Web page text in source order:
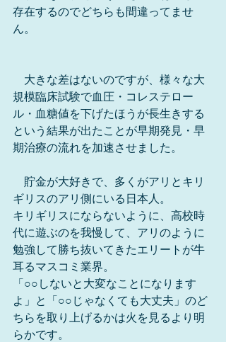
存在するのでどちらも間違ってませ
ん。
大きな差はないのですが、様々な大
規模臨床試験で血圧・コレステロー
ル・血糖値を下げたほうが長生きする
という結果が出たことが早期発見・早
期治療の流れを加速させました。
貯金が大好きで、多くがアリとキリ
ギリスのアリ側にいる日本人。
キリギリスにならないように、高校時
代に遊ぶのを我慢して、アリのように
勉強して勝ち抜いてきたエリートが牛
耳るマスコミ業界。
「○○しないと大変なことになります
よ」と「○○じゃなくても大丈夫」のど
ちらを取り上げるかは火を見るより明
らかです。